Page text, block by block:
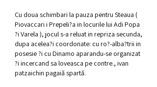
Cu doua schimbari la pauza pentru Steaua (
Piovaccari i Prepeli?a in locurile lui Adi Popa
?i Varela ), jocul s-a reluat in repriza secunda,
dupa acelea?i coordonate: cu ro?-alba?trii in
posesie ?i cu Dinamo aparandu-se organizat
?i incercand sa loveasca pe contre., ivan
patzaichin pagaiă spartă.